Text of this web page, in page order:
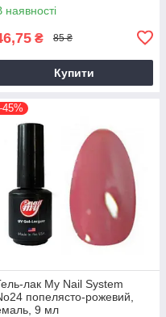
наявності
₴ 85 ₴
Купити
лак My Nail System
попелясто-рожевий,
9 мл